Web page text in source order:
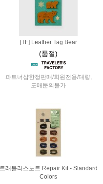
[TF] Leather Tag Bear
(품절)
파트너샵한정판매/회원전용/대량,
도매문의불가
트래블러스노트 Repair Kit - Standard
Colors